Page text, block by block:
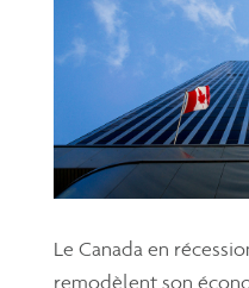
Le Canada en
remodèlent son